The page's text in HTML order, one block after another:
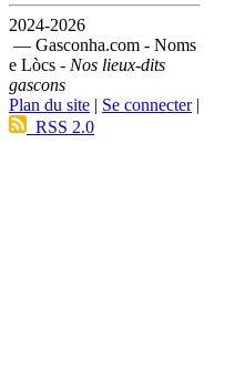
2024-2026
— Gasconha.com - Noms
e Lòcs - Nos lieux-dits
gascons
Plan du site | Se connecter|
RSS 2.0